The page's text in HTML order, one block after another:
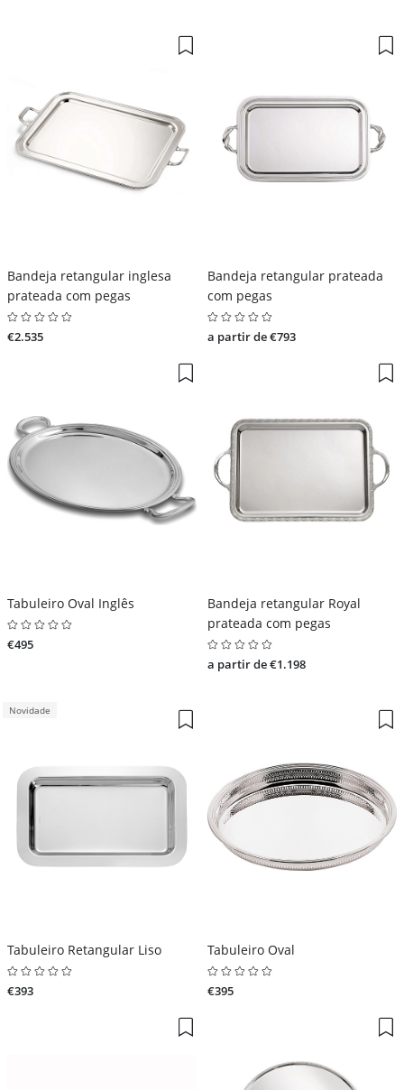
Bandeja retangular inglesa
prateada com pegas
€2.535
Bandeja retangular prateada
com pegas
a partir de €793
Tabuleiro Oval Inglês
€495
Bandeja retangular Royal
prateada com pegas
a partir de €1.198
Novidade
Tabuleiro Retangular Liso
€393
Tabuleiro Oval
€395